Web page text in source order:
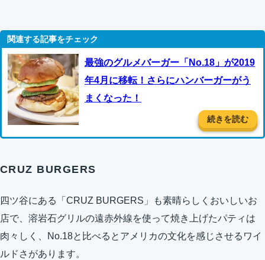
最強のグルメバーガー「No.18」が2019
年4月に移転！さらにハンバーガーがう
まくなった！
続きを読む
CRUZ BURGERS
四ツ谷にある「CRUZ BURGERS」も素晴らしくおいしいお
店で、溶岩石グリルの遠赤外線を使って焼き上げたパティは
肉々しく、No.18と比べるとアメリカの文化を感じさせるワイ
ルドさがあります。